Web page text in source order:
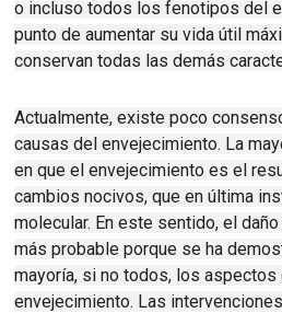
o incluso todos los fenotipos del
punto de aumentar su vida útil
conservan todas las demás
Actualmente, existe poco
causas del envejecimiento. La
en que el envejecimiento es el
cambios nocivos, que en última
molecular. En este sentido, el
más probable porque se ha
mayoría, si no todos, los
envejecimiento. Las